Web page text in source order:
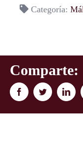
Categoría:
Comparte:
FacebookTwitter